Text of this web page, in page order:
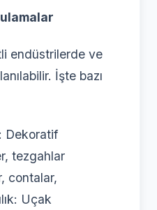
endüstrilerde ve
İşte bazı
Dekoratif
tezgahlar
contalar,
Uçak